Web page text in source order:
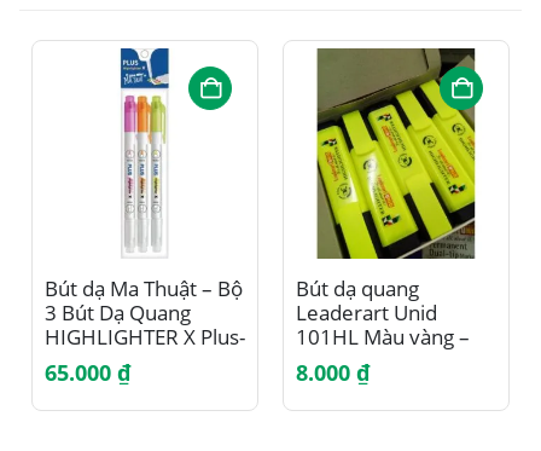
Bút dạ Ma Thuật – Bộ
3 Bút Dạ Quang
HIGHLIGHTER X Plus-
600-V012
65.000 ₫
Bút dạ quang
Leaderart Unid
101HL Màu vàng –
Thương hiệu Nhật
bền, đẹp, an toàn
8.000 ₫